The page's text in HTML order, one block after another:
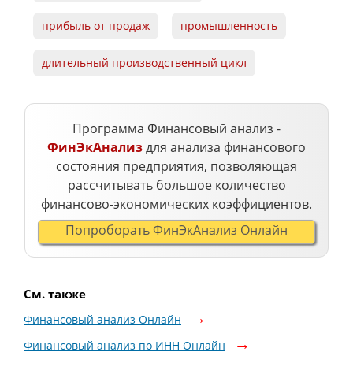
прибыль от продаж промышленность
длительный производственный цикл
Программа Финансовый анализ -
ФинЭкАнализдля анализа финансового
состояния предприятия, позволяющая
рассчитывать большое количество
финансово-экономических коэффициентов.
Попроборать ФинЭкАнализ Онлайн
См. также
Финансовый анализ Онлайн
Финансовый анализ по ИНН Онлайн